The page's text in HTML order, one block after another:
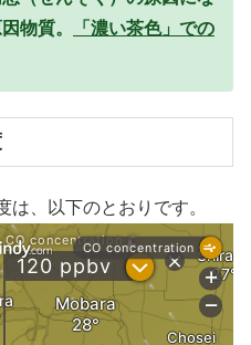
物質。
「濃い茶色」での
、以下のとおりです。